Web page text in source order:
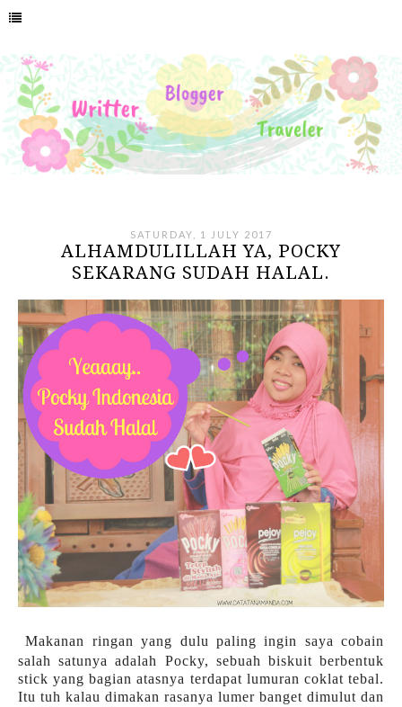
SATURDAY, 1 JULY 2017
ALHAMDULILLAH YA, POCKY
SEKARANG SUDAH HALAL.
Makanan ringan yang dulu paling ingin saya cobain
salah satunya adalah Pocky, sebuah biskuit berbentuk
stick yang bagian atasnya terdapat lumuran coklat tebal.
Itu tuh kalau dimakan rasanya lumer banget dimulut dan